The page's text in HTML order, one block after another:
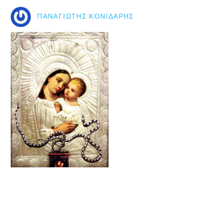
ΠΑΝΑΓΙΏΤΗΣ ΚΟΝΙΔΆΡΗΣ